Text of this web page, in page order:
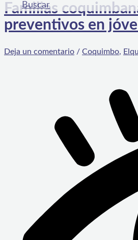
Buscar
Familias
preventivos en
Deja un comentario / Coquimbo,